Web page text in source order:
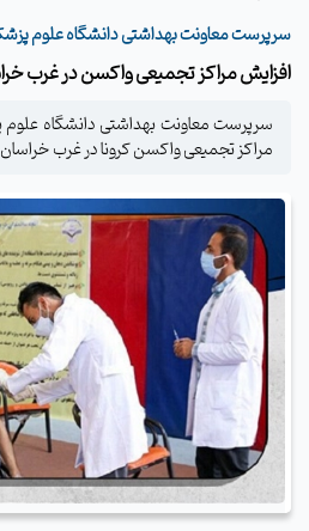
سرپرست معاونت بهداشتی دانشگاه علوم
افزایش مراکز تجمیعی واکسن در غرب
سرپرست معاونت بهداشتی دانشگاه علوم
مراکز تجمیعی واکسن کرونا در غرب